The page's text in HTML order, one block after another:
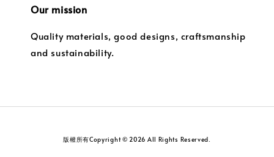
Our mission
Quality materials, good designs, craftsmanship
and sustainability.
版權所有Copyright © 2026 All Rights Reserved.